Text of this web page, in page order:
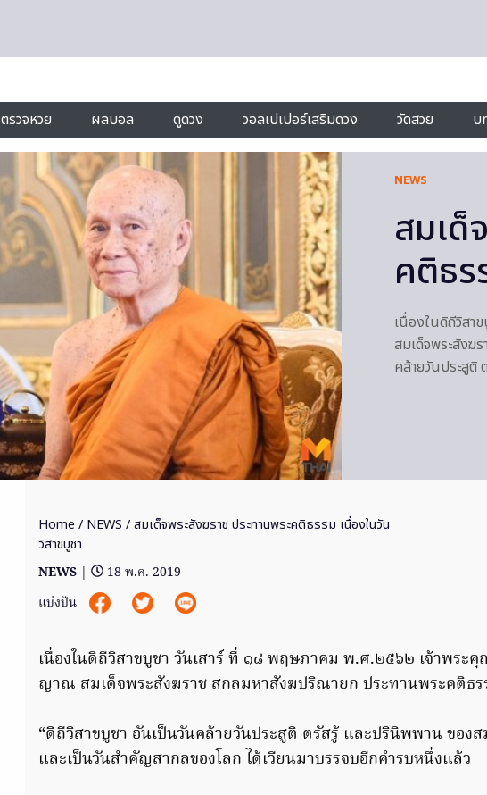
ตรวจหวย ผลบอล ดูดวง วอลเปเปอร์เสริมดวง วัดสวย บ
NEWS
สมเด็
คติธร
เนื่องในดิถีวิสา
สมเด็จพระสังฆ
คล้ายวันประสูติ
Home / NEWS / สมเด็จพระสังฆราช ประทานพระคติธรรม เนื่องในวัน
วิสาขบูชา
NEWS |
18 พ.ค. 2019
แบ่งปัน
เนื่องในดิถีวิสาขบูชา วันเสาร์ ที่ ๑๘ พฤษภาคม พ.ศ.๒๕๖๒ เจ้าพระ
ญาณ สมเด็จพระสังฆราช สกลมหาสังฆปริณายก ประทานพระคติธร
“ดิถีวิสาขบูชา อันเป็นวันคล้ายวันประสูติ ตรัสรู้ และปรินิพพาน ของ
และเป็นวันสำคัญสากลของโลก ได้เวียนมาบรรจบอีกคำรบหนึ่งแล้ว